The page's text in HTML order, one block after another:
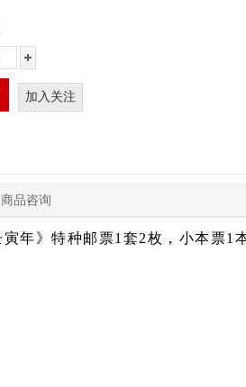
加入关注
商品咨询
年》特种邮票1套2枚，小本票1